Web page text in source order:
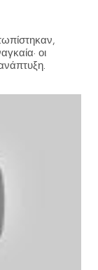
οι